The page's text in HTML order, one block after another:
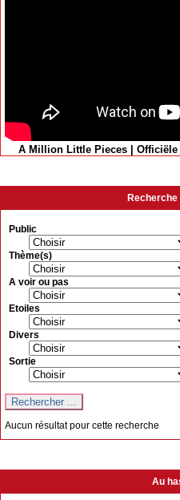
A Million Little Pieces | Officiële
Recherche
Public
Thème(s)
A voir ou pas
Etoiles
Divers
Sortie
Aucun résultat pour cette recherche
Au